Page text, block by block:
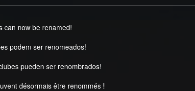
can now be renamed!
podem ser renomeados!
pueden ser renombrados!
désormais être renommés !